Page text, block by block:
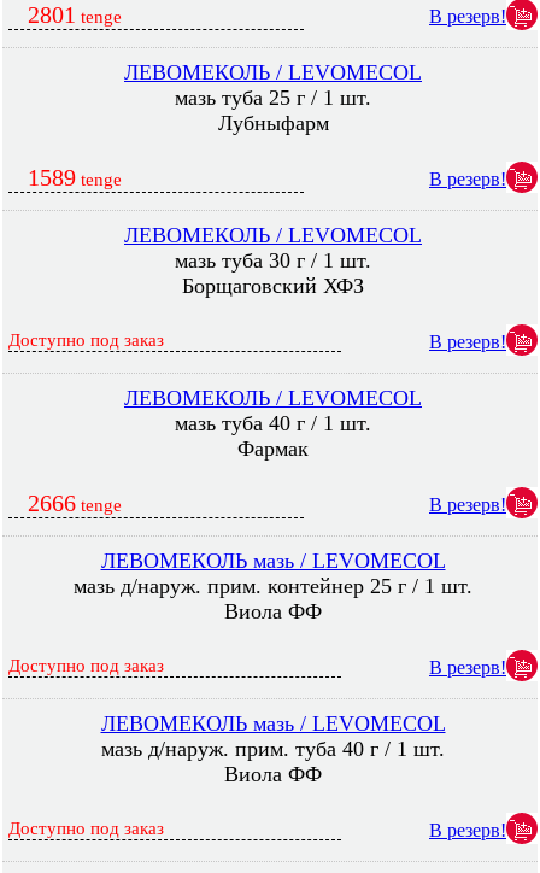
2801 tenge В резерв!
ЛЕВОМЕКОЛЬ / LEVOMECOL
мазь туба 25 г / 1 шт.
Лубныфарм
1589 tenge В резерв!
ЛЕВОМЕКОЛЬ / LEVOMECOL
мазь туба 30 г / 1 шт.
Борщаговский ХФЗ
Доступно под заказ В резерв!
ЛЕВОМЕКОЛЬ / LEVOMECOL
мазь туба 40 г / 1 шт.
Фармак
2666 tenge В резерв!
ЛЕВОМЕКОЛЬ мазь / LEVOMECOL
мазь д/наруж. прим. контейнер 25 г / 1 шт.
Виола ФФ
Доступно под заказ В резерв!
ЛЕВОМЕКОЛЬ мазь / LEVOMECOL
мазь д/наруж. прим. туба 40 г / 1 шт.
Виола ФФ
Доступно под заказ В резерв!